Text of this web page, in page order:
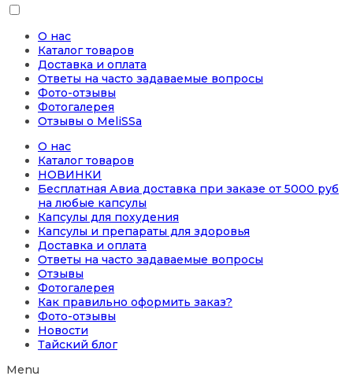
О нас
Каталог товаров
Доставка и оплата
Ответы на часто задаваемые вопросы
Фото-отзывы
Фотогалерея
Отзывы о MeliSSa
О нас
Каталог товаров
НОВИНКИ
Бесплатная Авиа доставка при заказе от 5000 руб
на любые капсулы
Капсулы для похудения
Капсулы и препараты для здоровья
Доставка и оплата
Ответы на часто задаваемые вопросы
Отзывы
Фотогалерея
Как правильно оформить заказ?
Фото-отзывы
Новости
Тайский блог
Menu